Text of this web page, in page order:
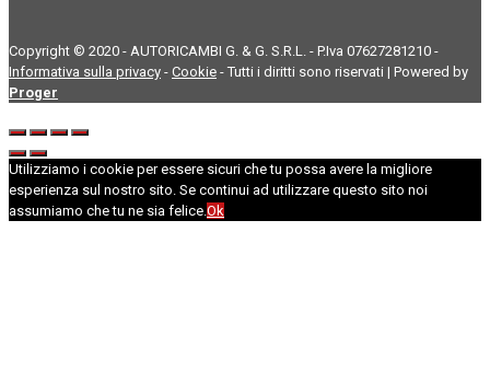
Copyright © 2020 - AUTORICAMBI G. & G. S.R.L. - P.Iva 07627281210 -
Informativa sulla privacy - Cookie - Tutti i diritti sono riservati | Powered by
Proger
Utilizziamo i cookie per essere sicuri che tu possa avere la migliore
esperienza sul nostro sito. Se continui ad utilizzare questo sito noi
assumiamo che tu ne sia felice.Ok